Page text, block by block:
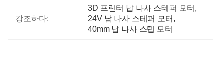
강조하다:
3D 프린터 납 나사 스테퍼 모터 ,
24V 납 나사 스테퍼 모터 ,
40mm 납 나사 스텝 모터